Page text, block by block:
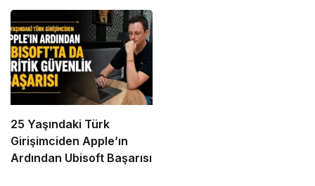
Konuk Oldu
25 Yaşındaki Türk
Girişimciden Apple’ın
Ardından Ubisoft Başarısı